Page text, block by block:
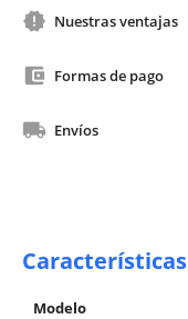
Nuestras ventajas
Formas de pago
Envíos
Características
Modelo